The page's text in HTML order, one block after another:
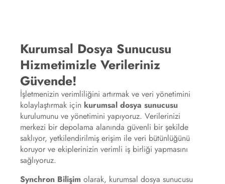
Kurumsal Dosya Sunucusu
Hizmetimizle Verileriniz
Güvende!
İşletmenizin verimliliğini artırmak ve veri yönetimini
kolaylaştırmak için kurumsal dosya sunucusu
kurulumunu ve yönetimini yapıyoruz. Verilerinizi
merkezi bir depolama alanında güvenli bir şekilde
saklıyor, yetkilendirilmiş erişim ile veri bütünlüğünü
koruyor ve ekiplerinizin verimli iş birliği yapmasını
sağlıyoruz.
Synchron Bilişim olarak, kurumsal dosya sunucusu